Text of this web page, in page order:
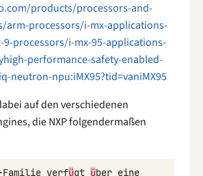
products/processors-and-
arm-processors/i-mx-applications-
processors/i-mx-95-applications-
performance-safety-enabled-
neutron-npu:iMX95?tid=vaniMX95
auf den verschiedenen
die NXP folgendermaßen
Familie verfügt über eine